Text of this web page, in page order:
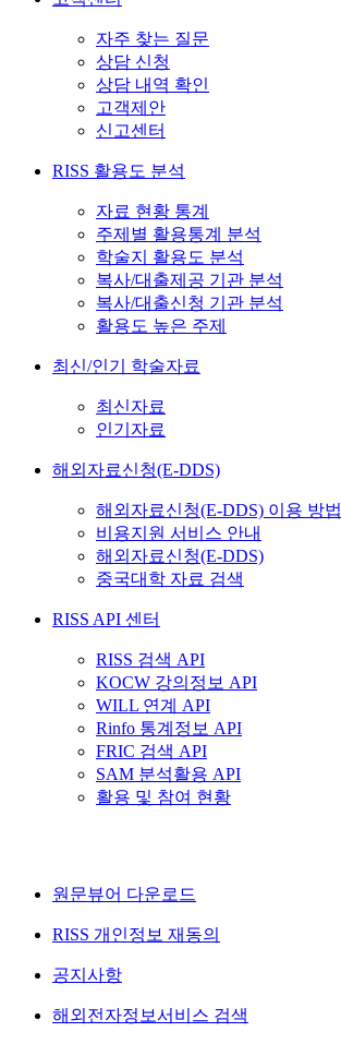
자주 찾는 질문
상담 신청
상담 내역 확인
고객제안
신고센터
RISS 활용도 분석
자료 현황 통계
주제별 활용통계 분석
학술지 활용도 분석
복사/대출제공 기관 분석
복사/대출신청 기관 분석
활용도 높은 주제
최신/인기 학술자료
최신자료
인기자료
해외자료신청(E-DDS)
해외자료신청(E-DDS) 이용 방법
비용지원 서비스 안내
해외자료신청(E-DDS)
중국대학 자료 검색
RISS API 센터
RISS 검색 API
KOCW 강의정보 API
WILL 연계 API
Rinfo 통계정보 API
FRIC 검색 API
SAM 분석활용 API
활용 및 참여 현황
원문뷰어 다운로드
RISS 개인정보 재동의
공지사항
해외전자정보서비스 검색